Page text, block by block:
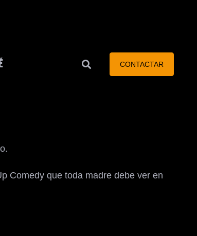
CONTACTAR
Comedy que toda madre debe ver en